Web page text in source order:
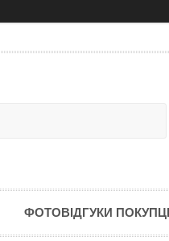
ФОТОВІДГУКИ